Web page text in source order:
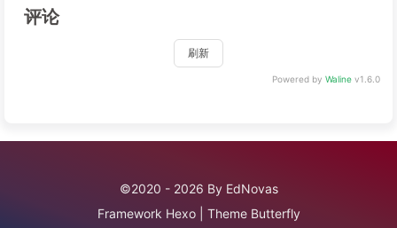
评论
刷新
Powered by Waline v1.6.0
©2020 - 2026 By EdNovas
Framework Hexo Theme Butterfly